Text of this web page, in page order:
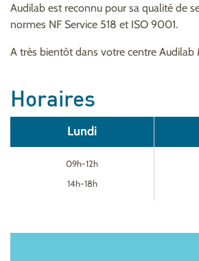
Audilab est reconnu pour sa qualité de
normes NF Service 518 et ISO 9001.
A très bientôt dans votre centre Audilab
Horaires
Lundi
09h-12h
14h-18h